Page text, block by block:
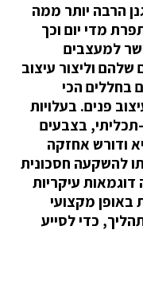
הרבה יותר ממה
מדי יום וכך
למעצבים
שלהם וליצור עיצוב
בחללים הכי
פנים. בעלויות
תכליתי, בצבעים
ודורש אחזקה
להשקעה חסכונית
עיקריות
באופן מקצועי
כדי לסייע